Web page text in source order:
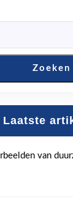
Zoeken
Laatste
van